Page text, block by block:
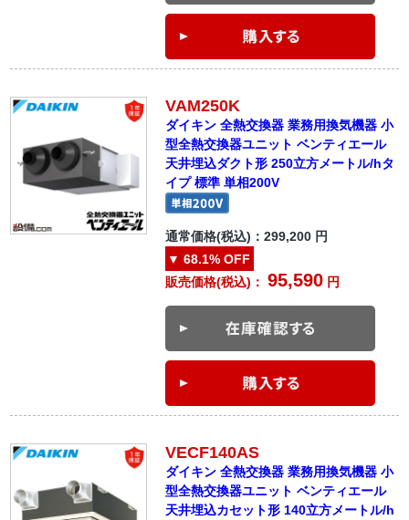
VAM250K
ダイキン 全熱交換器 業務用換気機器 小
型全熱交換器ユニット ベンティエール
天井埋込ダクト形 250立方メートル/hタ
イプ 標準 単相200V
通常価格(税込)：299,200 円
▼ 68.1% OFF
販売価格(税込)：95,590 円
VECF140AS
ダイキン 全熱交換器 業務用換気機器 小
型全熱交換器ユニット ベンティエール
天井埋込カセット形 140立方メートル/h